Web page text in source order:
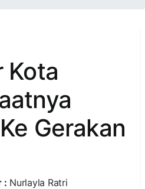
Kota
Gerakan
: Nurlayla Ratri